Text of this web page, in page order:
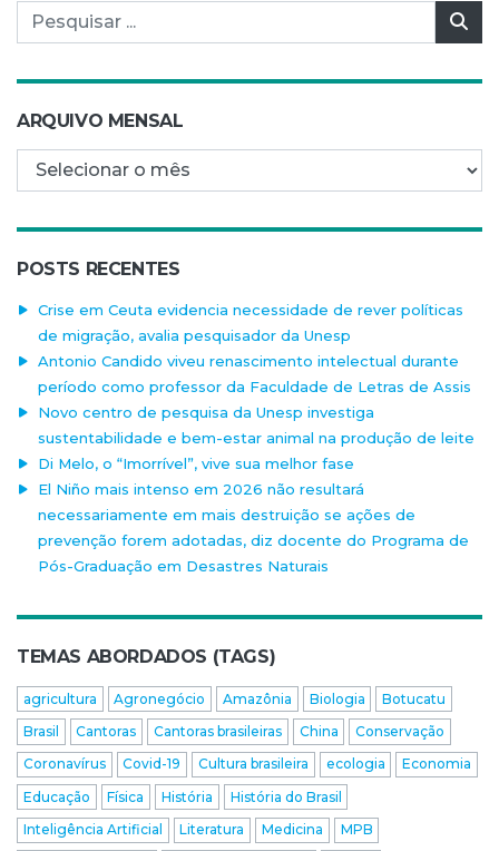
Pesquisar por:
ARQUIVO MENSAL
Arquivo mensal
POSTS RECENTES
Crise em Ceuta evidencia necessidade de rever políticas
de migração, avalia pesquisador da Unesp
Antonio Candido viveu renascimento intelectual durante
período como professor da Faculdade de Letras de Assis
Novo centro de pesquisa da Unesp investiga
sustentabilidade e bem-estar animal na produção de leite
Di Melo, o “Imorrível”, vive sua melhor fase
El Niño mais intenso em 2026 não resultará
necessariamente em mais destruição se ações de
prevenção forem adotadas, diz docente do Programa de
Pós-Graduação em Desastres Naturais
TEMAS ABORDADOS (TAGS)
agricultura Agronegócio Amazônia Biologia
Botucatu
Brasil
Cantoras Cantoras brasileiras China
Conservação
Coronavírus
Covid-19 Cultura brasileira ecologia
Economia
Educação
Física História
História do Brasil
Inteligência Artificial
Literatura Medicina
MPB